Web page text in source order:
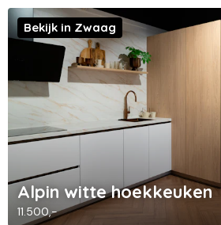
Alpin witte hoekkeuken
11.500,-
Bekijk in Zwaag